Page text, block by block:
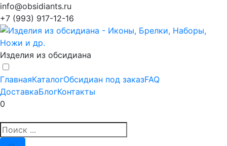
info@obsidiants.ru
+7 (993) 917-12-16
Изделия из обсидиана
ГлавнаяКаталогОбсидиан под заказFAQ
ДоставкаБлогКонтакты
0